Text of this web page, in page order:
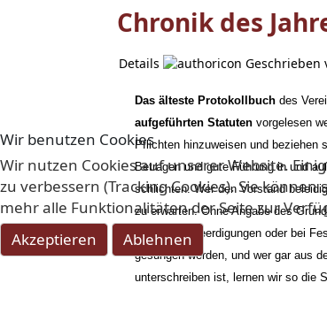
Chronik des
Details Geschrieben
Das älteste Protokollbuch des
aufgeführten Statuten vorgelesen
Pflichten hinzuweisen und beziehen
Betragen und gute Führung in und
schlichten. Wer den Vorstand
zu erwarten. Ohne Angabe des
Fehlen bei Beerdigungen oder bei
gesungen werden, und wer gar aus
unterschreiben ist, lernen wir so die
Wir benutzen Cookies
Wir nutzen Cookies auf unserer Website.
zu verbessern (Tracking Cookies). Sie
mehr alle Funktionalitäten der Seite zur
Akzeptieren
Ablehnen